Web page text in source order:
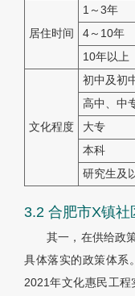
居住时间
1～3年
4～10年
10年以上
文化程度
初中及初
高中、中
大专
本科
研究生及
3.2 合肥市X镇
其一，在供给政
具体落实的政策体系
2021年文化惠民工